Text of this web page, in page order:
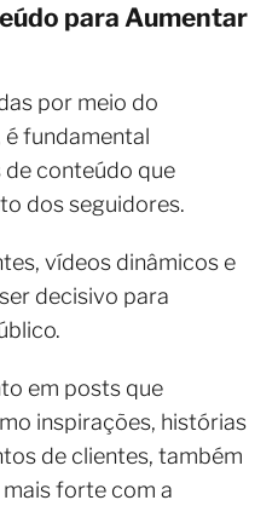
para Aumentar
por meio do
fundamental
conteúdo que
dos seguidores.
vídeos dinâmicos e
decisivo para
em posts que
inspirações, histórias
de clientes, também
forte com a